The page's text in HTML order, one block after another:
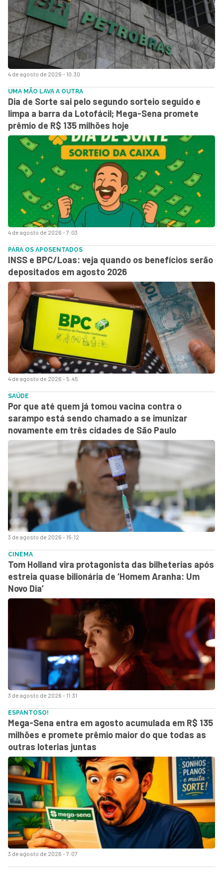
4 de agosto de 2026 - 10:30
4 de agosto de 2026 - 7:03
UMA MÃO LAVA A OUTRA
Dia de Sorte sai pelo segundo sorteio seguido e
limpa a barra da Lotofácil; Mega-Sena promete
prêmio de R$ 135 milhões hoje
4 de agosto de 2026 - 5:45
PARA OS APOSENTADOS
INSS e BPC/Loas: veja quando os benefícios serão
depositados em agosto 2026
3 de agosto de 2026 - 15:12
SAÚDE
Por que até quem já tomou vacina contra o
sarampo está sendo chamado a se imunizar
novamente em três cidades de São Paulo
3 de agosto de 2026 - 11:31
CINEMA
Tom Holland vira protagonista das bilheterias após
estreia quase bilionária de ‘Homem Aranha: Um
Novo Dia’
3 de agosto de 2026 - 7:07
ESPANTOSO!
Mega-Sena entra em agosto acumulada em R$ 135
milhões e promete prêmio maior do que todas as
outras loterias juntas